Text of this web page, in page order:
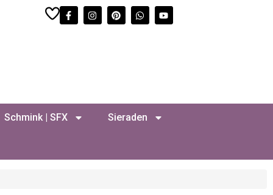
Schmink | SFX Sieraden